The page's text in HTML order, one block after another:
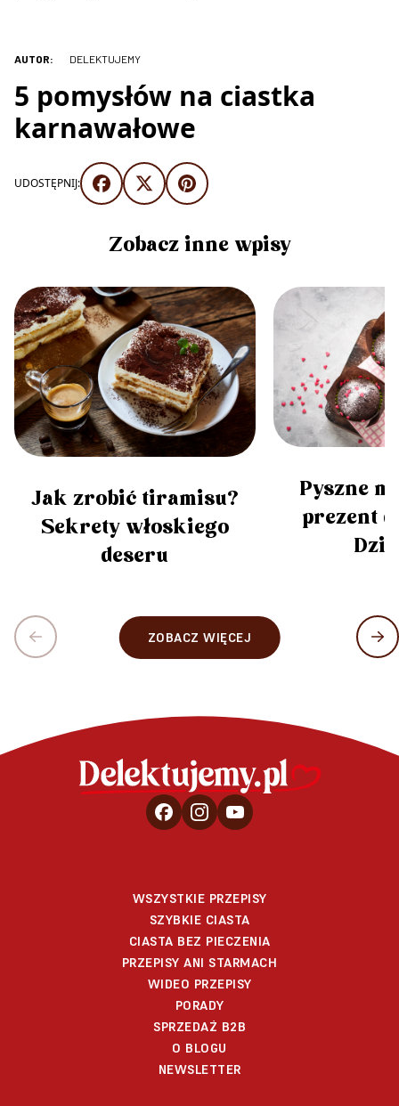
AUTOR: DELEKTUJEMY
5 pomysłów na ciastka
karnawałowe
UDOSTĘPNIJ:
Zobacz inne wpisy
Jak zrobić tiramisu?
Sekrety włoskiego
deseru
Pyszne
prezent
ZOBACZ WIĘCEJ
WSZYSTKIE PRZEPISY
SZYBKIE CIASTA
CIASTA BEZ PIECZENIA
PRZEPISY ANI STARMACH
WIDEO PRZEPISY
PORADY
SPRZEDAŻ B2B
O BLOGU
NEWSLETTER